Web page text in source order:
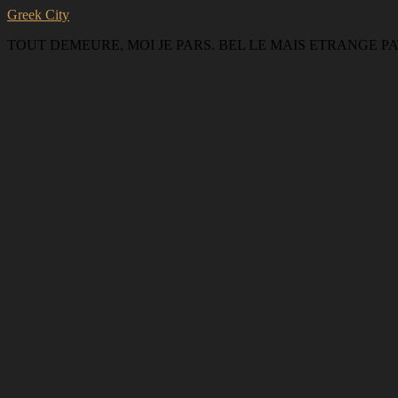
Greek City
TOUT DEMEURE, MOI JE PARS. BEL LE MAIS ETRANGE